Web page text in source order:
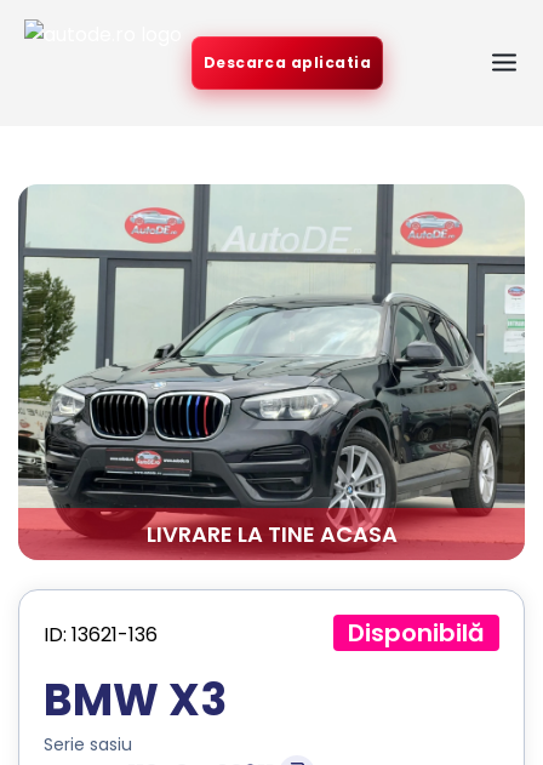
Descarca aplicatia
LIVRARE LA TINE ACASA
ID: 13621-136 Disponibilă
BMW X3
Serie sasiu